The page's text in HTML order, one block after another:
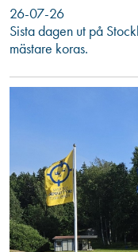
26-07-26
Sista dagen ut på
mästare koras.